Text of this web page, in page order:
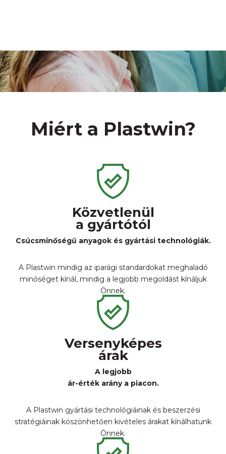
Miért a Plastwin?
Közvetlenül
a gyártótól
Csúcsminőségű anyagok és gyártási technológiák.
A Plastwin mindig az iparági standardokat meghaladó
minőséget kínál, mindig a legjobb megoldást kínáljuk
Önnek.
Versenyképes
árak
A legjobb
ár-érték arány a piacon.
A Plastwin gyártási technológiáinak és beszerzési
stratégiáinak köszönhetően kivételes árakat kínálhatunk
Önnek.